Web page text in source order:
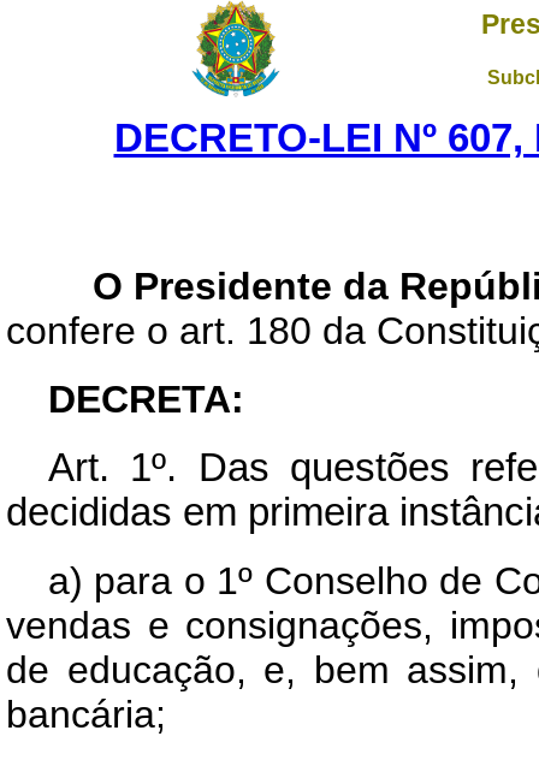
DECRETO-LEI Nº
O Presidente da
confere o art. 180 da
DECRETA:
Art. 1º. Das questões
decididas em primeira
a) para o 1º Conselho de
vendas e consignações,
de educação, e, bem assim,
bancária;